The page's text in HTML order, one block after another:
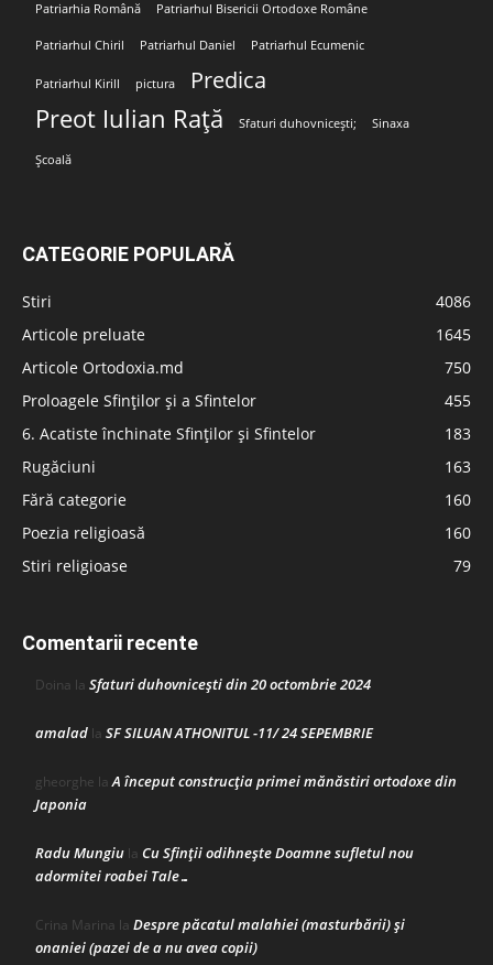
Patriarhia Română Patriarhul Bisericii Ortodoxe Române
Patriarhul Chiril Patriarhul Daniel Patriarhul Ecumenic
Patriarhul Kirill pictura Predica
Preot Iulian Rață Sfaturi duhovnicești; Sinaxa
Școală
CATEGORIE POPULARĂ
Stiri
4086
Articole preluate
1645
Articole Ortodoxia.md
750
Proloagele Sfinților și a Sfintelor
455
6. Acatiste închinate Sfinților și Sfintelor
183
Rugăciuni
163
Fără categorie
160
Poezia religioasă
160
Stiri religioase
79
Comentarii recente
Doina la Sfaturi duhovnicești din 20 octombrie 2024
amalad la SF SILUAN ATHONITUL -11/ 24 SEPEMBRIE
gheorghe laA început construcţia primei mănăstiri ortodoxe din
Japonia
Radu Mungiu la Cu Sfinții odihnește Doamne sufletul nou
adormitei roabei Tale…
Crina Marina la Despre păcatul malahiei (masturbării) şi
onaniei (pazei de a nu avea copii)